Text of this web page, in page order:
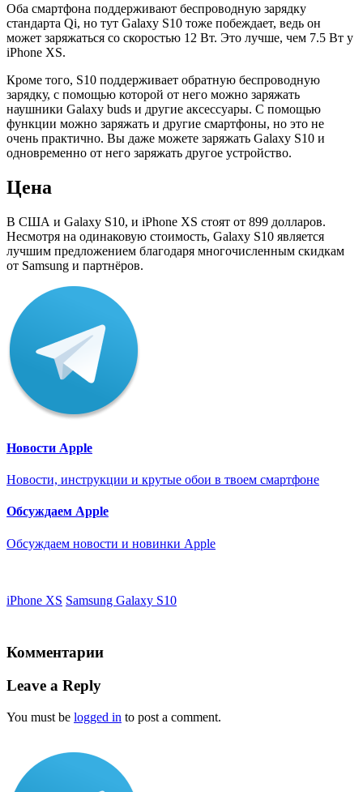
Оба смартфона поддерживают беспроводную зарядку
стандарта Qi, но тут Galaxy S10 тоже побеждает, ведь он
может заряжаться со скоростью 12 Вт. Это лучше, чем 7.5 Вт у
iPhone XS.
Кроме того, S10 поддерживает обратную беспроводную
зарядку, с помощью которой от него можно заряжать
наушники Galaxy buds и другие аксессуары. С помощью
функции можно заряжать и другие смартфоны, но это не
очень практично. Вы даже можете заряжать Galaxy S10 и
одновременно от него заряжать другое устройство.
Цена
В США и Galaxy S10, и iPhone XS стоят от 899 долларов.
Несмотря на одинаковую стоимость, Galaxy S10 является
лучшим предложением благодаря многочисленным скидкам
от Samsung и партнёров.
Новости Apple
Новости, инструкции и крутые обои в твоем смартфоне
Обсуждаем Apple
Обсуждаем новости и новинки Apple
iPhone XS Samsung Galaxy S10
Комментарии
Leave a Reply
You must be logged in to post a comment.